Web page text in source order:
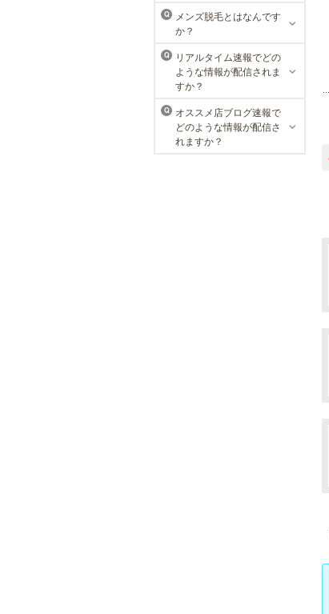
ラ・パルレでは、内側からも外側か
らも健康的に美しく男性をサポー
ト。脱メタボリックやダイエット、
マッチョコースやにきび内外コー
ス、アロマトリートメント等多彩な
メニューをご用意。お得な体験コー
スも多数！
Q
メンズ脱毛とはなんです
か？
Q
リアルタイム速報でどの
ような情報が配信されま
すか？
Q
オススメ店ブログ速報で
どのような情報が配信さ
れますか？